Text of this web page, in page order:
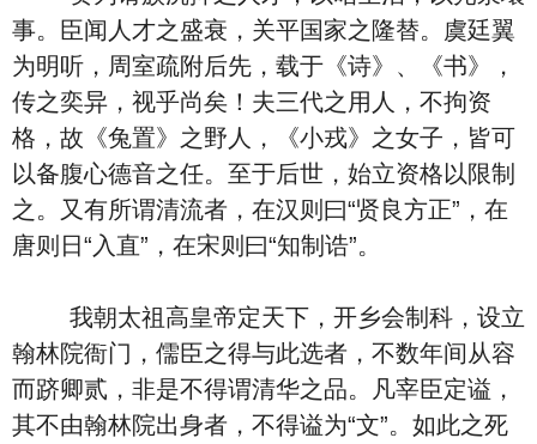
事。臣闻人才之盛衰，关平国家之隆替。虞廷翼
为明听，周室疏附后先，载于《诗》、《书》，
传之奕异，视乎尚矣！夫三代之用人，不拘资
格，故《兔置》之野人，《小戎》之女子，皆可
以备腹心德音之任。至于后世，始立资格以限制
之。又有所谓清流者，在汉则曰“贤良方正”，在
唐则日“入直”，在宋则曰“知制诰”。
我朝太祖高皇帝定天下，开乡会制科，设立
翰林院衙门，儒臣之得与此选者，不数年间从容
而跻卿贰，非是不得谓清华之品。凡宰臣定谥，
其不由翰林院出身者，不得谥为“文”。如此之死